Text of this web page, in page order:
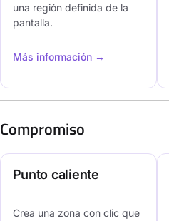
una región definida de la
pantalla.
Más información →
Compromiso
Punto caliente
Crea una zona con clic que